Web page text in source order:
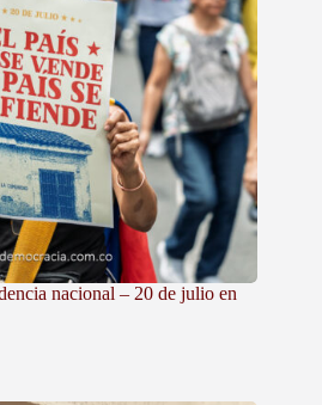
nacional – 20 de julio en